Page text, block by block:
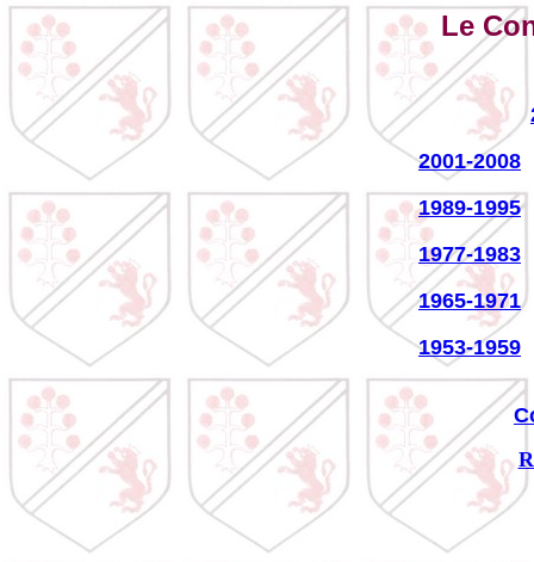
Le
2001-2008
1989-1995
1977-1983
1965-1971
1953-1959